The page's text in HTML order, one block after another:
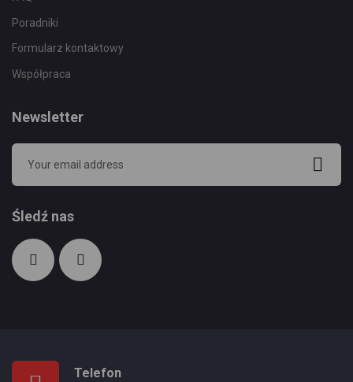
Poradniki
Formularz kontaktowy
Współpraca
Newsletter
Śledź nas
Telefon